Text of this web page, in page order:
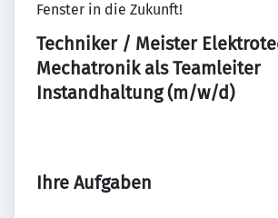
Fenster in die Zukunft!
Techniker / Meister
Mechatronik als Teamleiter
Instandhaltung (m/w/d)
Ihre Aufgaben